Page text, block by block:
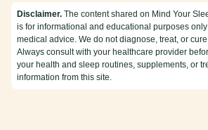
Disclaimer. The content shared on Mind Your
is for informational and educational purposes
medical advice. We do not diagnose, treat, or
Always consult with your healthcare provider
your health and sleep routines, supplements, or
information from this site.